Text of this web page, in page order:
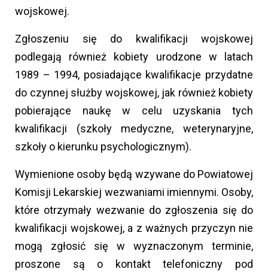
wojskowej.
Zgłoszeniu się do kwalifikacji wojskowej
podlegają również kobiety urodzone w latach
1989 – 1994, posiadające kwalifikacje przydatne
do czynnej służby wojskowej, jak również kobiety
pobierające naukę w celu uzyskania tych
kwalifikacji (szkoły medyczne, weterynaryjne,
szkoły o kierunku psychologicznym).
Wymienione osoby będą wzywane do Powiatowej
Komisji Lekarskiej wezwaniami imiennymi. Osoby,
które otrzymały wezwanie do zgłoszenia się do
kwalifikacji wojskowej, a z ważnych przyczyn nie
mogą zgłosić się w wyznaczonym terminie,
proszone są o kontakt telefoniczny pod